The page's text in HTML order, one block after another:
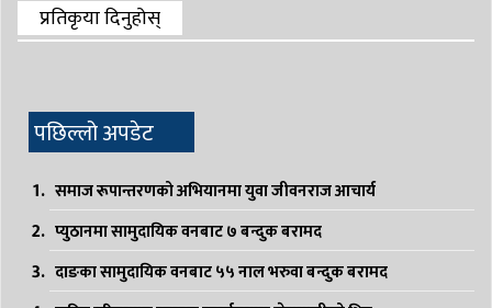
प्रतिकृया दिनुहोस्
पछिल्लो अपडेट
समाज रूपान्तरणको अभियानमा युवा जीवनराज आचार्य
प्युठानमा सामुदायिक वनबाट ७ बन्दुक बरामद
दाङका सामुदायिक वनबाट ५५ नाल भरुवा बन्दुक बरामद